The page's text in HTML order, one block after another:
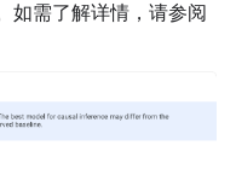
如需了解详情，请参阅